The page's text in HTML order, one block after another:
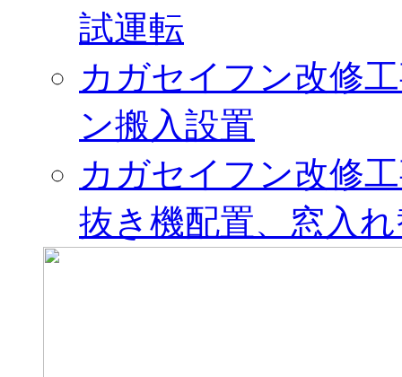
試運転
カガセイフン改修
ン搬入設置
カガセイフン改修
抜き機配置、窓入